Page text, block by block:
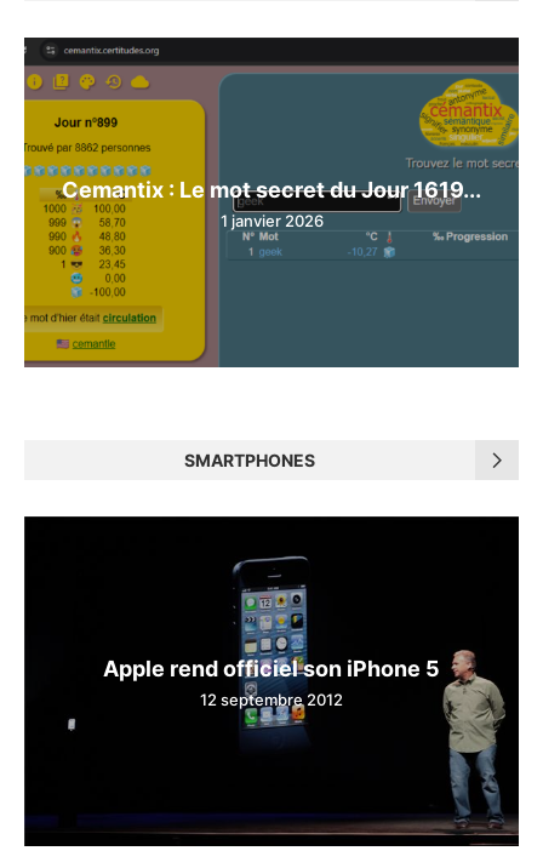
Cemantix : Le mot secret du Jour 1619...
1 janvier 2026
SMARTPHONES
Apple rend officiel son iPhone 5
12 septembre 2012